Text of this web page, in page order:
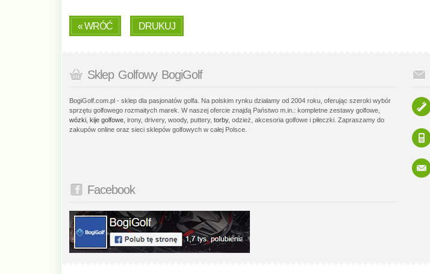
« WRÓĆ DRUKUJ
Sklep Golfowy BogiGolf
BogiGolf.com.pl - sklep dla pasjonatów golfa. Na polskim rynku działamy od 2004 roku, oferując szeroki wybór
sprzętu golfowego rozmaitych marek. W naszej ofercie znajdą Państwo m.in.: kompletne zestawy golfowe,
wózki kije golfowe , irony, drivery, woody, puttery, torby, odzież, akcesoria golfowe i piłeczki. Zapraszamy do
zakupów online oraz sieci sklepów golfowych w całej Polsce.
Facebook